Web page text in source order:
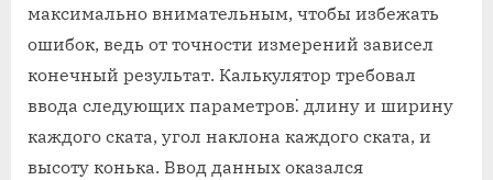
максимально внимательным, чтобы избежать
ошибок, ведь от точности измерений зависел
конечный результат. Калькулятор требовал
ввода следующих параметров⁚ длину и ширину
каждого ската, угол наклона каждого ската, и
высоту конька. Ввод данных оказался